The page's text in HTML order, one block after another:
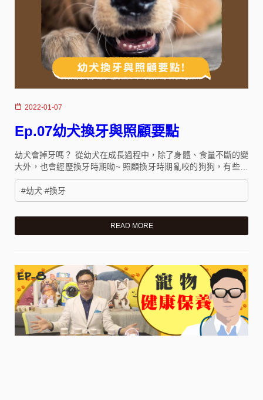
2022-01-07
Ep.07幼犬換牙與照顧要點
幼犬會掉牙嗎？ 從幼犬在成長過程中，除了身體、食量不斷的變
大外，也會經歷換牙時期呦~ 照顧換牙時期亂咬的狗狗，有些要
注意的小訣竅絕對不要錯過!!
#幼犬 #換牙
READ MORE